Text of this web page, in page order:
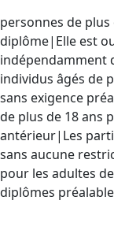
personnes de
diplôme|Elle est
indépendamment
individus âgés de
sans exigence
de plus de 18 ans
antérieur|Les
sans aucune
pour les adultes
diplômes